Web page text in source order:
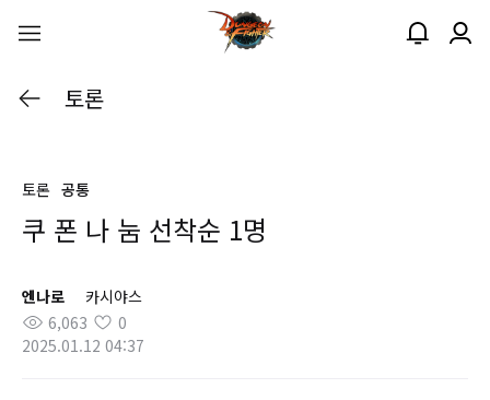
토론
토론 공통
쿠 폰 나 눔 선착순 1명
엔나로
카시야스
6,063
0
2025.01.12 04:37